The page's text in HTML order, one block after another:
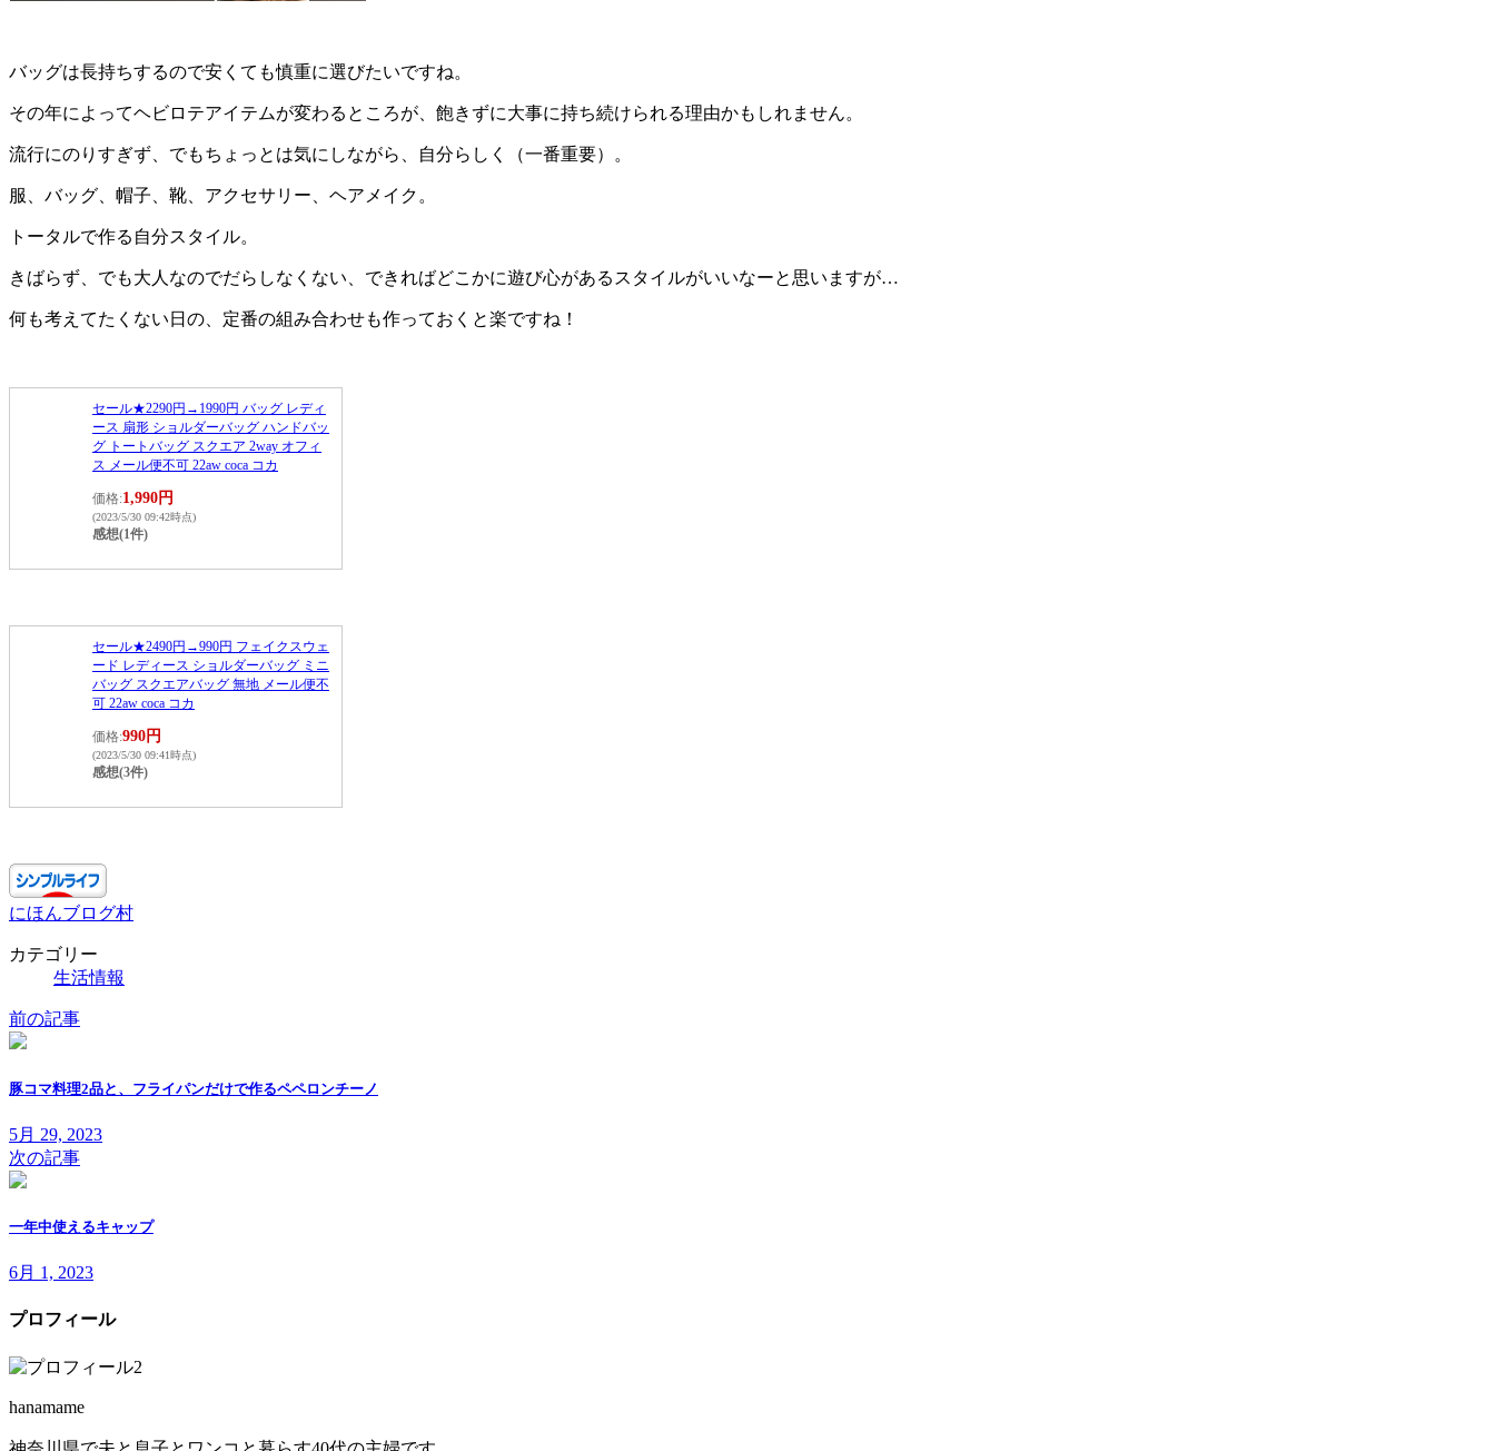
バッグは長持ちするので安くても慎重に選びたいですね。
その年によってヘビロテアイテムが変わるところが、飽きずに大事に持ち続けられる理由かもしれません。
流行にのりすぎず、でもちょっとは気にしながら、自分らしく（一番重要）。
服、バッグ、帽子、靴、アクセサリー、ヘアメイク。
トータルで作る自分スタイル。
きばらず、でも大人なのでだらしなくない、できればどこかに遊び心があるスタイルがいいなーと思いますが…
何も考えてたくない日の、定番の組み合わせも作っておくと楽ですね！
セール★2290円→1990円 バッグ レディ
ース 扇形 ショルダーバッグ ハンドバッ
グ トートバッグ スクエア 2way オフィ
ス メール便不可 22aw coca コカ
価格:1,990円
(2023/5/30 09:42時点)
感想(1件)
セール★2490円→990円 フェイクスウェ
ード レディース ショルダーバッグ ミニ
バッグ スクエアバッグ 無地 メール便不
可 22aw coca コカ
価格:990円
(2023/5/30 09:41時点)
感想(3件)
にほんブログ村
カテゴリー
生活情報
前の記事
豚コマ料理2品と、フライパンだけで作るペペロンチーノ
5月 29, 2023
次の記事
一年中使えるキャップ
6月 1, 2023
プロフィール
hanamame